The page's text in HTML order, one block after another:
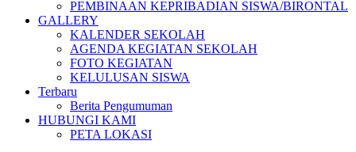
PEMBINAAN KEPRIBADIAN SISWA/BIRONTAL
GALLERY
KALENDER SEKOLAH
AGENDA KEGIATAN SEKOLAH
FOTO KEGIATAN
KELULUSAN SISWA
Terbaru
Berita Pengumuman
HUBUNGI KAMI
PETA LOKASI